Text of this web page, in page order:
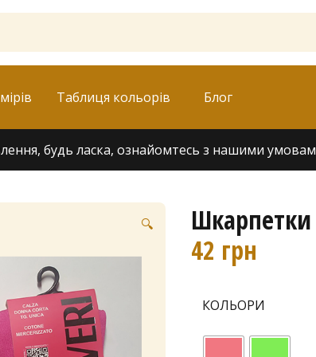
Таблиця кольорів Блог
будь ласка, ознайомтесь з нашими умовами
🔍
Шкарпетки
42 грн
КОЛЬОРИ